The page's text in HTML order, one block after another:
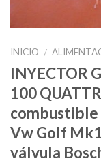
INICIO /
INYECTOR
100
combustible
Vw Golf
válvula